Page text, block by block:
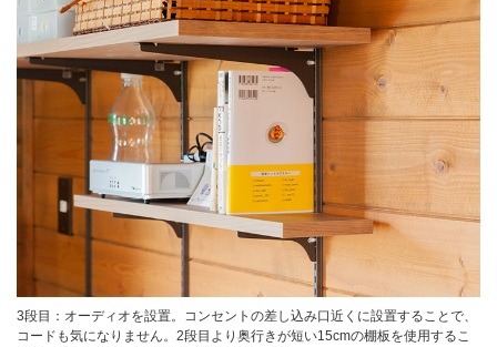
3段目：オーディオを設置。コンセントの差し込み口近くに設置することで、
コードも気になりません。2段目より奥行きが短い15cmの棚板を使用するこ